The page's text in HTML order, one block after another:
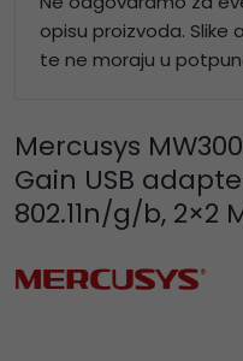
opisu proizvoda. Slike
te ne moraju u
Mercusys
Gain USB
802.11n/g/b, 2×2